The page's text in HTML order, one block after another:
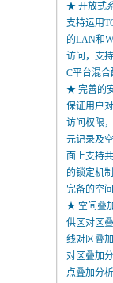
★ 开放式
支持运用
的LAN和
访问，支
C平台混合
★ 完善的
保证用户
访问权限
元记录及
面上支持
的锁定机制
完备的空
★ 空间叠
供区对区叠
线对区叠
对区叠加
点叠加分